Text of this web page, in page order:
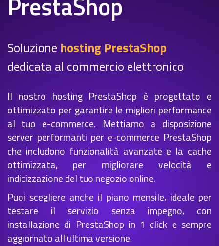
Soluzione hosting PrestaShop
dedicata al commercio elettronico
Il nostro hosting PrestaShop è progettato e
ottimizzato per garantire le migliori performance
al tuo e-commerce. Mettiamo a disposizione
server performanti per e-commerce PrestaShop
che includono funzionalità avanzate e la cache
ottimizzata, per migliorare velocità e
indicizzazione del tuo negozio online.
Puoi scegliere anche il piano mensile, ideale per
testare il servizio senza impegno, con
installazione di PrestaShop in 1 click e sempre
aggiornato all'ultima versione.